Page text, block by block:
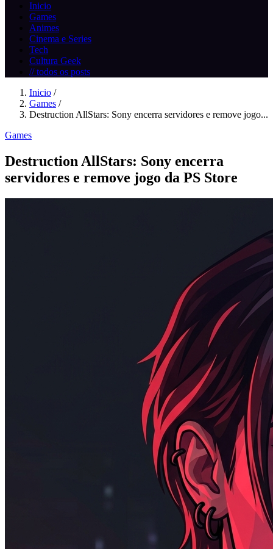
Inicio
Games
Animes
Cinema e Series
Tech
Cultura Geek
// todos os posts
Inicio /
Games /
Destruction AllStars: Sony encerra servidores e remove jogo...
Games
Destruction AllStars: Sony encerra
servidores e remove jogo da PS Store